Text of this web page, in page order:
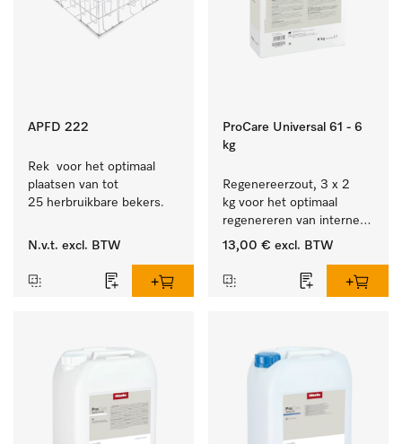
APFD 222
Rek  voor het optimaal
plaatsen van tot
25 herbruikbare bekers.
N.v.t. excl. BTW
ProCare Universal 61 - 6
kg
Regenereerzout, 3 x 2
kg voor het optimaal
regenereren van interne
waterontharders.
13,00 € excl. BTW